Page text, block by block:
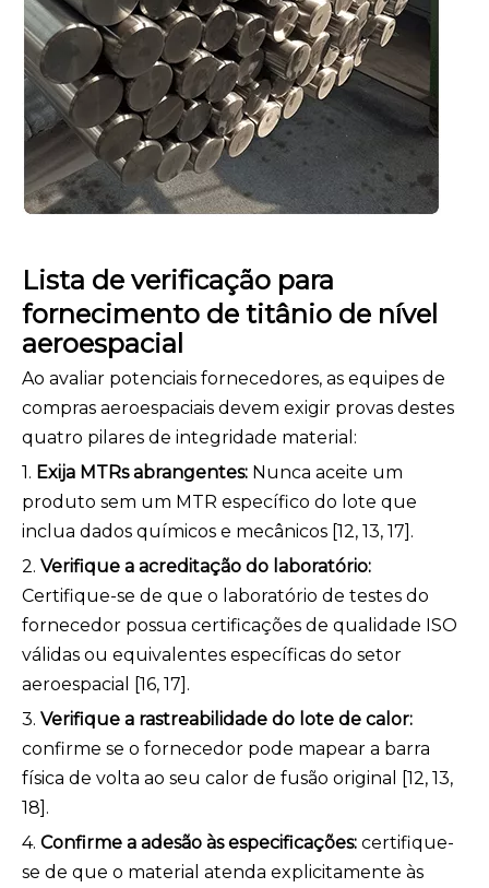
Lista de verificação para
fornecimento de titânio de nível
aeroespacial
Ao avaliar potenciais fornecedores, as equipes de
compras aeroespaciais devem exigir provas destes
quatro pilares de integridade material:
1. Exija MTRs abrangentes: Nunca aceite um
produto sem um MTR específico do lote que
inclua dados químicos e mecânicos [12, 13, 17].
2. Verifique a acreditação do laboratório:
Certifique-se de que o laboratório de testes do
fornecedor possua certificações de qualidade ISO
válidas ou equivalentes específicas do setor
aeroespacial [16, 17].
3. Verifique a rastreabilidade do lote de calor:
confirme se o fornecedor pode mapear a barra
física de volta ao seu calor de fusão original [12, 13,
18].
4. Confirme a adesão às especificações: certifique-
se de que o material atenda explicitamente às